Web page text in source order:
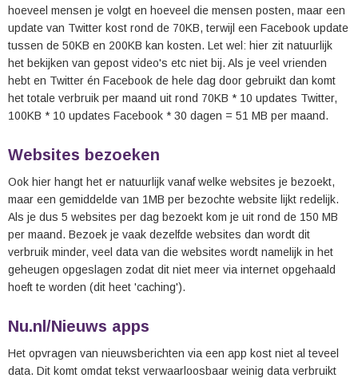
hoeveel mensen je volgt en hoeveel die mensen posten, maar een
update van Twitter kost rond de 70KB, terwijl een Facebook update
tussen de 50KB en 200KB kan kosten. Let wel: hier zit natuurlijk
het bekijken van gepost video's etc niet bij. Als je veel vrienden
hebt en Twitter én Facebook de hele dag door gebruikt dan komt
het totale verbruik per maand uit rond 70KB * 10 updates Twitter,
100KB * 10 updates Facebook * 30 dagen = 51 MB per maand.
Websites bezoeken
Ook hier hangt het er natuurlijk vanaf welke websites je bezoekt,
maar een gemiddelde van 1MB per bezochte website lijkt redelijk.
Als je dus 5 websites per dag bezoekt kom je uit rond de 150 MB
per maand. Bezoek je vaak dezelfde websites dan wordt dit
verbruik minder, veel data van die websites wordt namelijk in het
geheugen opgeslagen zodat dit niet meer via internet opgehaald
hoeft te worden (dit heet 'caching').
Nu.nl/Nieuws apps
Het opvragen van nieuwsberichten via een app kost niet al teveel
data. Dit komt omdat tekst verwaarloosbaar weinig data verbruikt